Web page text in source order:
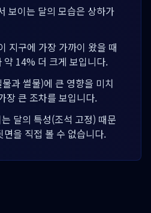
보이는 달의 모습은 상하가
지구에 가장 가까이 왔을 때
약 14% 더 크게 보입니다.
과 썰물)에 큰 영향을 미치
장 큰 조차를 보입니다.
달의 특성(조석 고정) 때문
면을 직접 볼 수 없습니다.